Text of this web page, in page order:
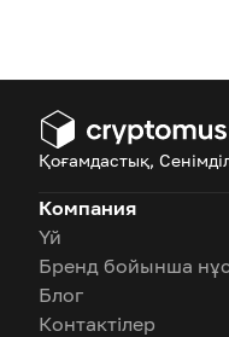
Қоғамдастық,
Компания
Үй
Бренд бойынша
Блог
Контактілер